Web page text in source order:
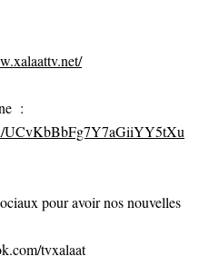
:
UCvKbBbFg7Y7aGiiYY5tXu
pour avoir nos nouvelles
tvxalaat